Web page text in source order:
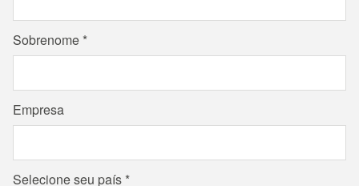
Sobrenome
Empresa
Selecione seu país